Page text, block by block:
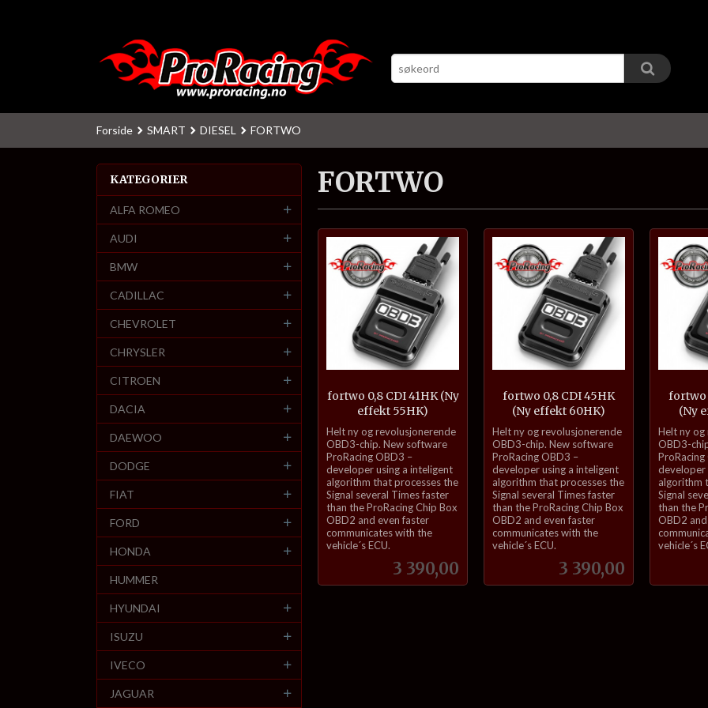
Forside SMART DIESEL FORTWO
FORTWO
fortwo 0,8 CDI 41HK (Ny
effekt 55HK)
Pris
3 390,00
inkl.
mva.
Helt ny og revolusjonerende
OBD3-chip. New software
ProRacing OBD3 –
developer using a inteligent
algorithm that processes the
Signal several Times faster
than the ProRacing Chip Box
OBD2 and even faster
communicates with the
vehicle´s ECU.
fortwo 0,8 CDI 45HK
(Ny effekt 60HK)
Pris
3 390,00
inkl.
mva.
Helt ny og revolusjonerende
OBD3-chip. New software
ProRacing OBD3 –
developer using a inteligent
algorithm that processes the
Signal several Times faster
than the ProRacing Chip Box
OBD2 and even faster
communicates with the
vehicle´s ECU.
fortwo
(Ny
inkl.
mva.
Helt ny og
OBD3-
developer
algorithm
Signal
than the
OBD2
vehicle´s
KATEGORIER
ALFA ROMEO
AUDI
BMW
CADILLAC
CHEVROLET
CHRYSLER
CITROEN
DACIA
DAEWOO
DODGE
FIAT
FORD
HONDA
HUMMER
HYUNDAI
ISUZU
IVECO
JAGUAR